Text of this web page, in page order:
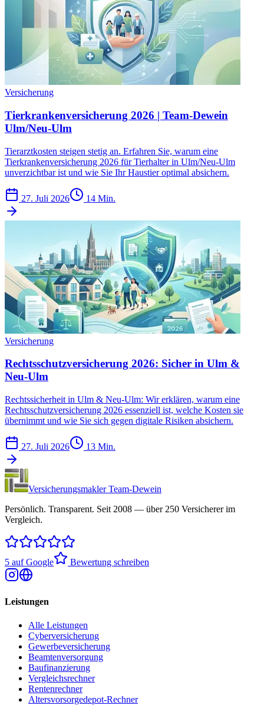
Versicherung
Tierkrankenversicherung 2026 | Team-Dewein
Ulm/Neu-Ulm
Tierarztkosten steigen stetig an. Erfahren Sie, warum eine
Tierkrankenversicherung 2026 für Tierhalter in Ulm/Neu-Ulm
unverzichtbar ist und wie Sie Ihr Haustier optimal absichern.
27. Juli 2026 14 Min.
Versicherung
Rechtsschutzversicherung 2026: Sicher in Ulm &
Neu-Ulm
Rechtssicherheit in Ulm & Neu-Ulm: Wir erklären, warum eine
Rechtsschutzversicherung 2026 essenziell ist, welche Kosten sie
übernimmt und wie Sie sich gegen digitale Risiken absichern.
27. Juli 2026 13 Min.
Versicherungsmakler Team-Dewein
Persönlich. Transparent. Seit 2008 — über 250 Versicherer im
Vergleich.
5 auf Google Bewertung schreiben
Leistungen
Alle Leistungen
Cyberversicherung
Gewerbeversicherung
Beamtenversorgung
Baufinanzierung
Vergleichsrechner
Rentenrechner
Altersvorsorgedepot-Rechner